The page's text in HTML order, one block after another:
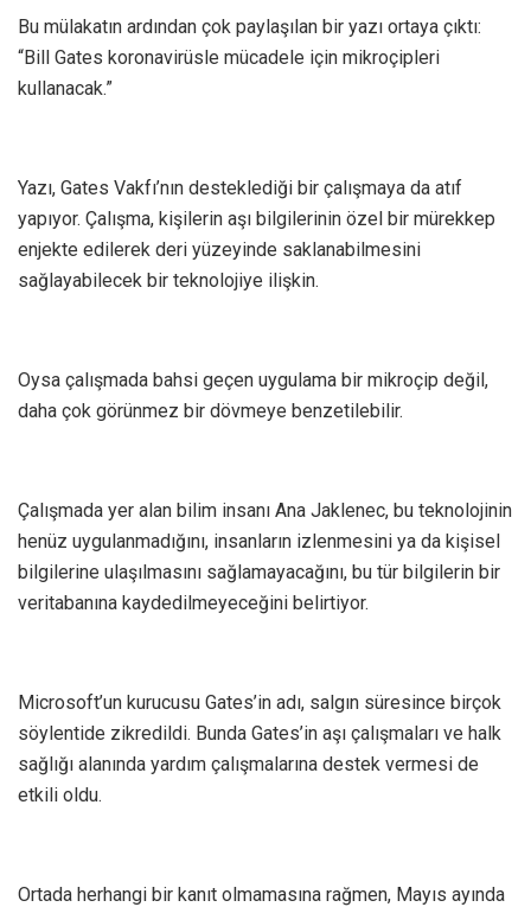
Bu mülakatın ardından çok paylaşılan bir yazı ortaya çıktı:
“Bill Gates koronavirüsle mücadele için mikroçipleri
kullanacak.”
Yazı, Gates Vakfı’nın desteklediği bir çalışmaya da atıf
yapıyor. Çalışma, kişilerin aşı bilgilerinin özel bir mürekkep
enjekte edilerek deri yüzeyinde saklanabilmesini
sağlayabilecek bir teknolojiye ilişkin.
Oysa çalışmada bahsi geçen uygulama bir mikroçip değil,
daha çok görünmez bir dövmeye benzetilebilir.
Çalışmada yer alan bilim insanı Ana Jaklenec, bu teknolojinin
henüz uygulanmadığını, insanların izlenmesini ya da kişisel
bilgilerine ulaşılmasını sağlamayacağını, bu tür bilgilerin bir
veritabanına kaydedilmeyeceğini belirtiyor.
Microsoft’un kurucusu Gates’in adı, salgın süresince birçok
söylentide zikredildi. Bunda Gates’in aşı çalışmaları ve halk
sağlığı alanında yardım çalışmalarına destek vermesi de
etkili oldu.
Ortada herhangi bir kanıt olmamasına rağmen, Mayıs ayında